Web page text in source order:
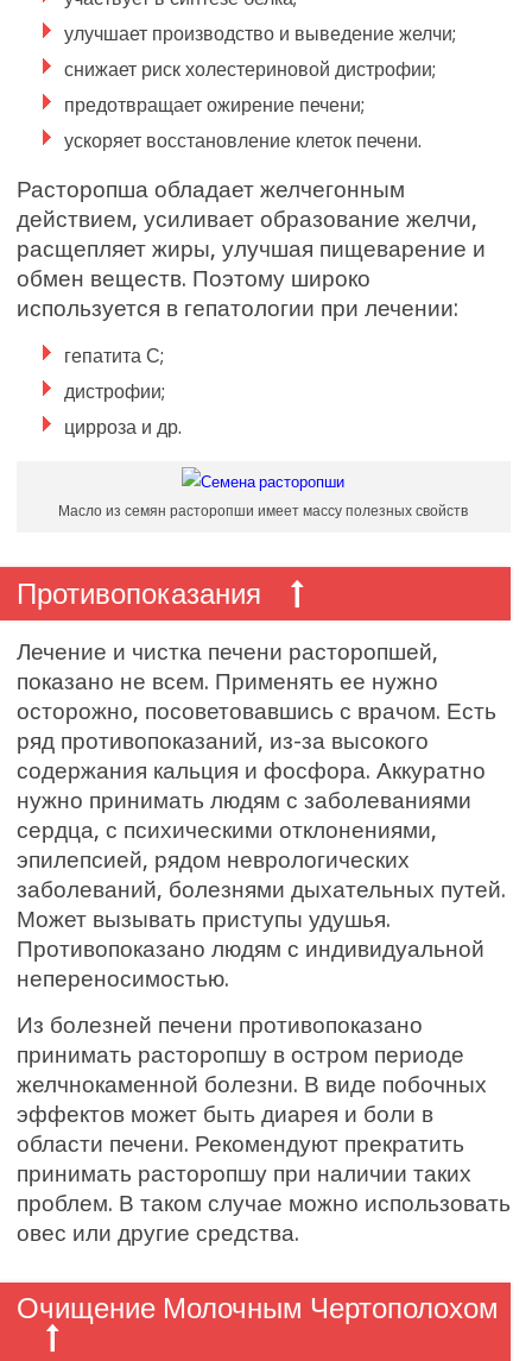
улучшает производство и выведение желчи;
снижает риск холестериновой дистрофии;
предотвращает ожирение печени;
ускоряет восстановление клеток печени.
Расторопша обладает желчегонным
действием, усиливает образование желчи,
расщепляет жиры, улучшая пищеварение и
обмен веществ. Поэтому широко
используется в гепатологии при лечении:
гепатита С;
дистрофии;
цирроза и др.
Масло из семян расторопши имеет массу полезных свойств
Противопоказания
Лечение и чистка печени расторопшей,
показано не всем. Применять ее нужно
осторожно, посоветовавшись с врачом. Есть
ряд противопоказаний, из-за высокого
содержания кальция и фосфора. Аккуратно
нужно принимать людям с заболеваниями
сердца, с психическими отклонениями,
эпилепсией, рядом неврологических
заболеваний, болезнями дыхательных путей.
Может вызывать приступы удушья.
Противопоказано людям с индивидуальной
непереносимостью.
Из болезней печени противопоказано
принимать расторопшу в остром периоде
желчнокаменной болезни. В виде побочных
эффектов может быть диарея и боли в
области печени. Рекомендуют прекратить
принимать расторопшу при наличии таких
проблем. В таком случае можно использовать
овес или другие средства.
Очищение Молочным Чертополохом